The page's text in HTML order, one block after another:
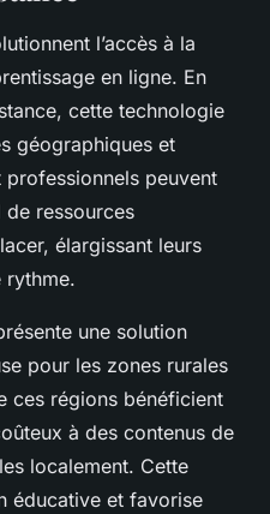
l’accès à la
en ligne. En
cette technologie
géographiques et
peuvent
ressources
élargissant leurs
rythme.
une solution
pour les zones rurales
ces régions bénéficient
à des contenus de
localement. Cette
éducative et favorise